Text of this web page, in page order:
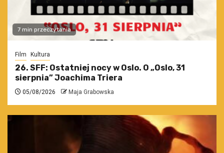
7 min przeczytania
Film Kultura
26. SFF: Ostatniej nocy w Oslo. O „Oslo, 31
sierpnia” Joachima Triera
05/08/2026 Maja Grabowska